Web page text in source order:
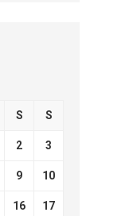
S S
2 3
9 10
16 17